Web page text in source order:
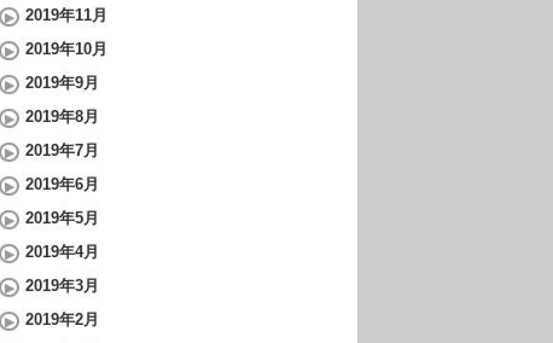
2019年11月
2019年10月
2019年9月
2019年8月
2019年7月
2019年6月
2019年5月
2019年4月
2019年3月
2019年2月